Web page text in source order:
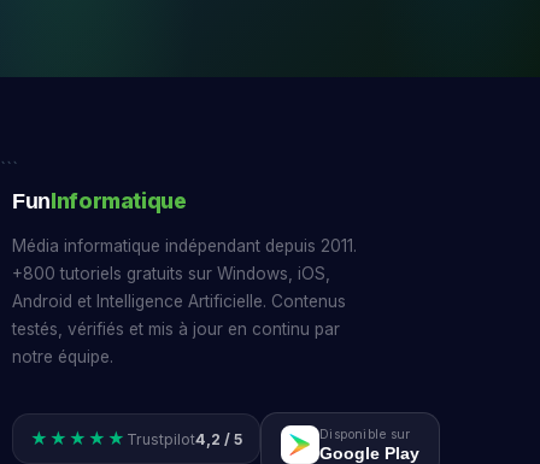
```
FunInformatique
Média informatique indépendant depuis 2011.
+800 tutoriels gratuits sur Windows, iOS,
Android et Intelligence Artificielle. Contenus
testés, vérifiés et mis à jour en continu par
notre équipe.
★★★★★ Trustpilot4,2 / 5 Disponible sur
Google Play